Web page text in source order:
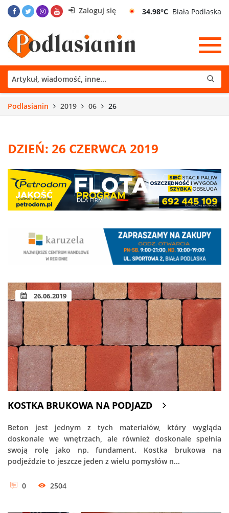
Zaloguj się 34.98°C Biała Podlaska
Podlasianin 2019 06 26
DZIEŃ: 26 CZERWCA 2019
26.06.2019
KOSTKA BRUKOWA NA PODJAZD
Beton jest jednym z tych materiałów, który wygląda
doskonale we wnętrzach, ale również doskonale spełnia
swoją rolę jako np. fundament. Kostka brukowa na
podjeździe to jeszcze jeden z wielu pomysłów n...
0 2504